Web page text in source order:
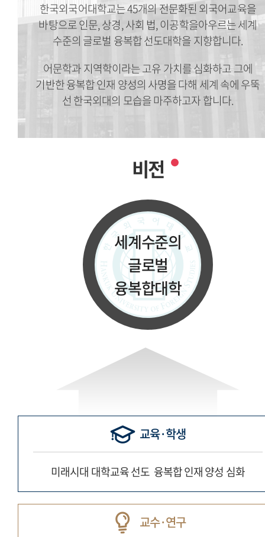
한국외국어대학교는 45개의 전문화된 외국어교육을
바탕으로 인문, 상경, 사회 법, 이공학을아우르는 세계
수준의 글로벌 융복합 선도대학을 지향합니다.
어문학과 지역학이라는 고유 가치를 심화하고 그에
기반한 융복합 인재 양성의 사명을 다해 세계 속에 우뚝
선 한국외대의 모습을 마주하고자 합니다.
비전
세계수준의
글로벌
융복합대학
교육·학생
미래시대 대학교육 선도 융복합 인재 양성 심화
교수·연구